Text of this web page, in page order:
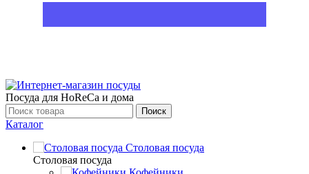
Посуда для HoReCa и дома
Поиск
Каталог
Столовая посуда
Столовая посуда